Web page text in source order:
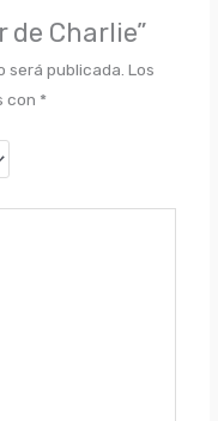
de Charlie”
será publicada. Los
con *